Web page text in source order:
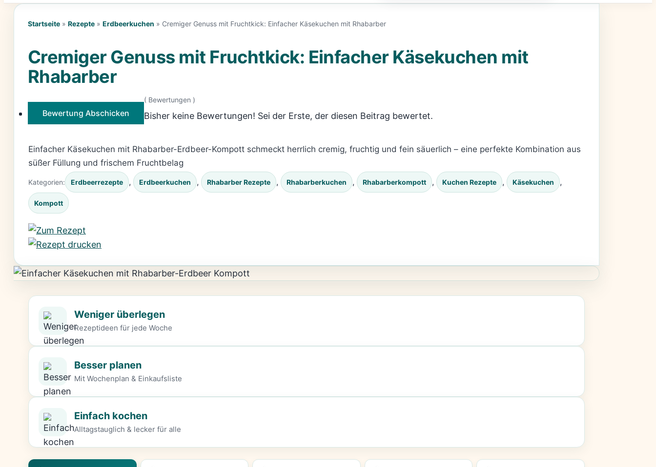
Startseite » Rezepte » Erdbeerkuchen » Cremiger Genuss mit Fruchtkick: Einfacher Käsekuchen mit Rhabarber
Cremiger Genuss mit Fruchtkick: Einfacher Käsekuchen mit
Rhabarber
Bewertung Abschicken
( Bewertungen )
Bisher keine Bewertungen! Sei der Erste, der diesen Beitrag bewertet.
Einfacher Käsekuchen mit Rhabarber-Erdbeer-Kompott schmeckt herrlich cremig, fruchtig und fein säuerlich – eine perfekte Kombination aus
süßer Füllung und frischem Fruchtbelag
Kategorien: Erdbeerrezepte , Erdbeerkuchen , Rhabarber Rezepte , Rhabarberkuchen , Rhabarberkompott , Kuchen Rezepte , Käsekuchen ,
Kompott
Weniger überlegen
Rezeptideen für jede Woche
Besser planen
Mit Wochenplan & Einkaufsliste
Einfach kochen
Alltagstauglich & lecker für alle